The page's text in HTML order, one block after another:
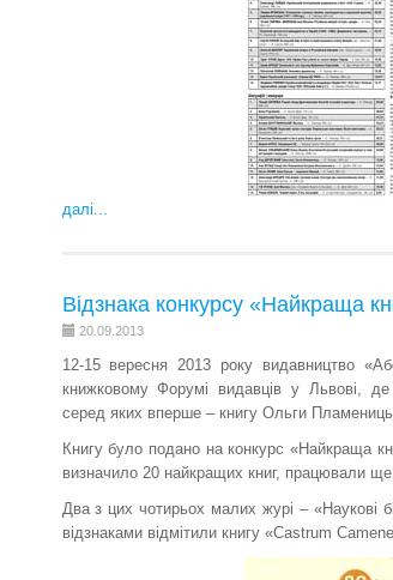
далі...
Відзнака конкурсу «Найкраща
20.09.2013
12-15 вересня 2013 року видавництво
книжковому Форумі видавців у Львові,
серед яких вперше – книгу Ольги
Книгу було подано на конкурс «Найкраща
визначило 20 найкращих книг, працювали
Два з цих чотирьох малих журі – «Наукові
відзнаками відмітили книгу «Castrum